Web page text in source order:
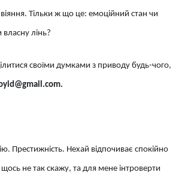
Тільки ж що це: емоційний стан чи
лінь?
своїми думками з приводу будь-чого,
.
Престижність. Нехай відпочиває спокійно
не так скажу, та для мене інтроверти